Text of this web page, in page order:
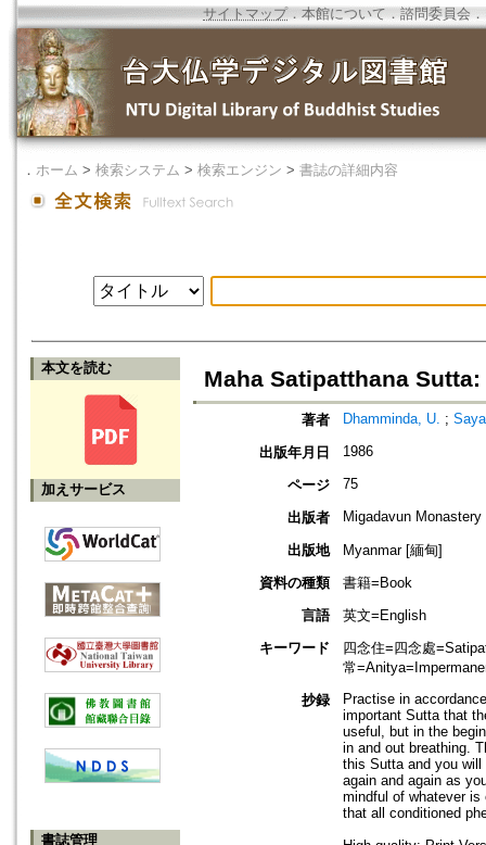
サイトマップ．本館について ． 諮問委員会 ．
． ホーム > 検索システム > 検索エンジン > 書誌の詳細内容
本文を読む
加えサービス
書誌管理
Maha Satipatthana
著者 Dhamminda, U. ;
出版年月日 1986
ページ 75
出版者 Migadavun Monastery
出版地
Myanmar [緬甸]
資料の種類
書籍=Book
言語
英文=English
キーワード
四念住=四念處
常
抄録
Practise in
important Sutta that
useful, but in the
in and out breathing.
this Sutta and you will
again and again as
mindful of whatever is
that all conditioned